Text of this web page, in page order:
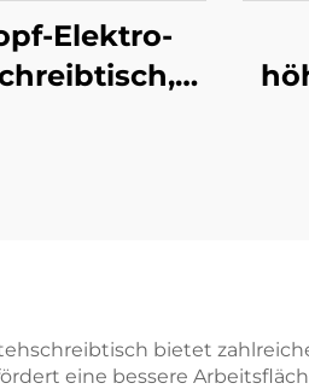
Elektro-
bietet
eine bessere